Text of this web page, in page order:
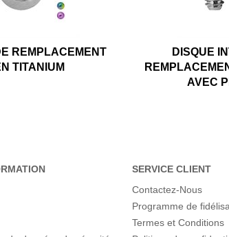
REMPLACEMENT
TITANIUM
DISQUE
AVEC
SERVICE CLIENT
Contactez-Nous
Programme de
Termes et Conditions